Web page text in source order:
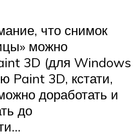
что снимок
можно
3D (для Windows
Paint 3D, кстати,
доработать и
до